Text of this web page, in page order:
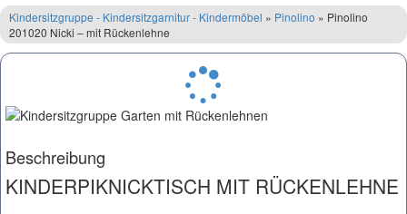
Kindersitzgruppe - Kindersitzgarnitur - Kindermöbel » Pinolino » Pinolino
201020 Nicki – mit Rückenlehne
Beschreibung
KINDERPIKNICKTISCH MIT RÜCKENLEHNE